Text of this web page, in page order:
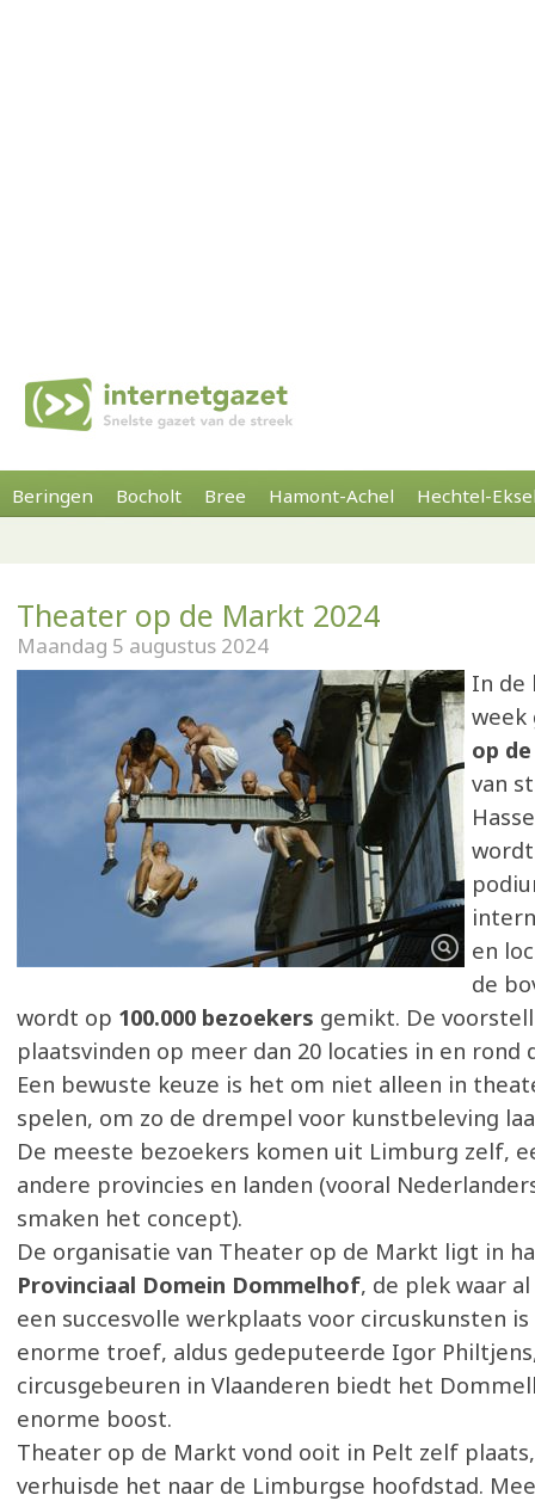
Beringen Bocholt Bree Hamont-Achel Hechtel-
Theater op de Markt 2024
Maandag 5 augustus 2024
In de
op
van
en
de
wordt op 100.000 bezoekers gemikt. De
plaatsvinden op meer dan 20 locaties in en rond
Een bewuste keuze is het om niet alleen in
spelen, om zo de drempel voor kunstbeleving
De meeste bezoekers komen uit Limburg zelf,
andere provincies en landen (vooral
smaken het concept).
De organisatie van Theater op de Markt ligt in
Provinciaal Domein Dommelhof, de plek waar
een succesvolle werkplaats voor circuskunsten is
enorme troef, aldus gedeputeerde Igor
circusgebeuren in Vlaanderen biedt het
enorme boost.
Theater op de Markt vond ooit in Pelt zelf plaats,
verhuisde het naar de Limburgse hoofdstad.